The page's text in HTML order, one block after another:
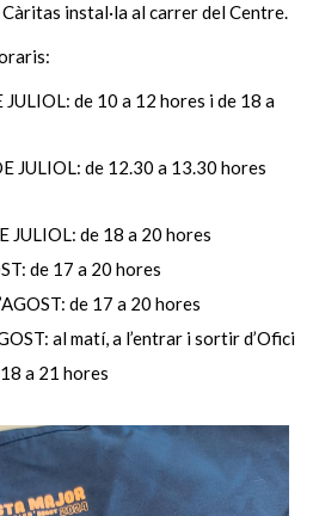
instal·la al carrer del Centre.
JULIOL: de 10 a 12 hores i de 18 a
JULIOL: de 12.30 a 13.30 hores
JULIOL: de 18 a 20 hores
de 17 a 20 hores
de 17 a 20 hores
al matí, a l’entrar i sortir d’Ofici
a 21 hores